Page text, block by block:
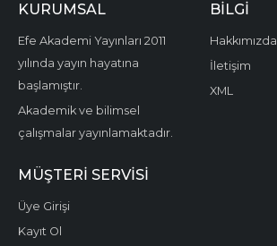
KURUMSAL
Efe Akademi Yayınları 2011
yılında yayın hayatına
başlamıştır.
Akademik ve bilimsel
çalışmalar yayınlamaktadır.
BILGI
Hakkımızda
İletişim
XML
MÜŞTERI SERVISI
Üye Girişi
Kayıt Ol